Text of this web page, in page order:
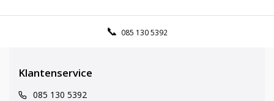
085 130 5392
Klantenservice
085 130 5392